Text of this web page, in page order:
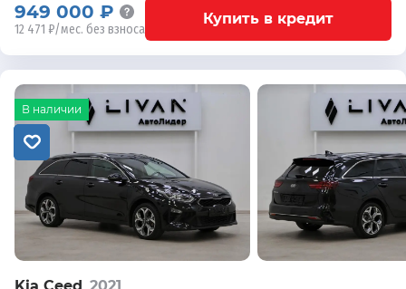
Купить в кредит
949 000 ₽
12 471 ₽/мес. без взноса
В наличии